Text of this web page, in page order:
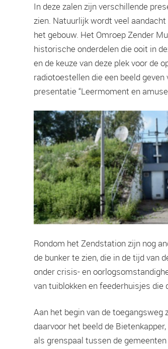
In deze zalen zijn verschillende
zien. Natuurlijk wordt veel
het gebouw. Het Omroep Zender
historische onderdelen die ooit in
en de keuze van deze plek voor de
radiotoestellen die een beeld
presentatie “Leermoment en
Rondom het Zendstation zijn nog
de bunker te zien, die in de tijd van
onder crisis- en
van tuiblokken en feederhuisjes die
Aan het begin van de
daarvoor het beeld de
als grenspaal tussen de